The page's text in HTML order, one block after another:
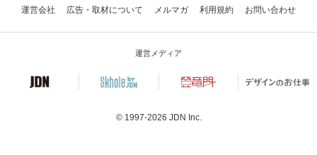
運営会社 広告・取材について メルマガ 利用規約 お問い合わせ
運営メディア
© 1997-2026 JDN Inc.